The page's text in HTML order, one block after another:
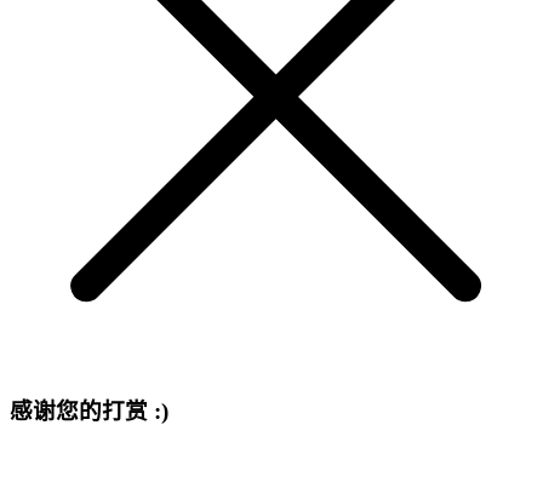
感谢您的打赏 :)